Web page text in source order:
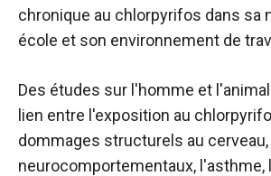
chronique au chlorpyrifos dans sa
école et son environnement de
Des études sur l'homme et
lien entre l'exposition au
dommages structurels au
neurocomportementaux, l'asthme,